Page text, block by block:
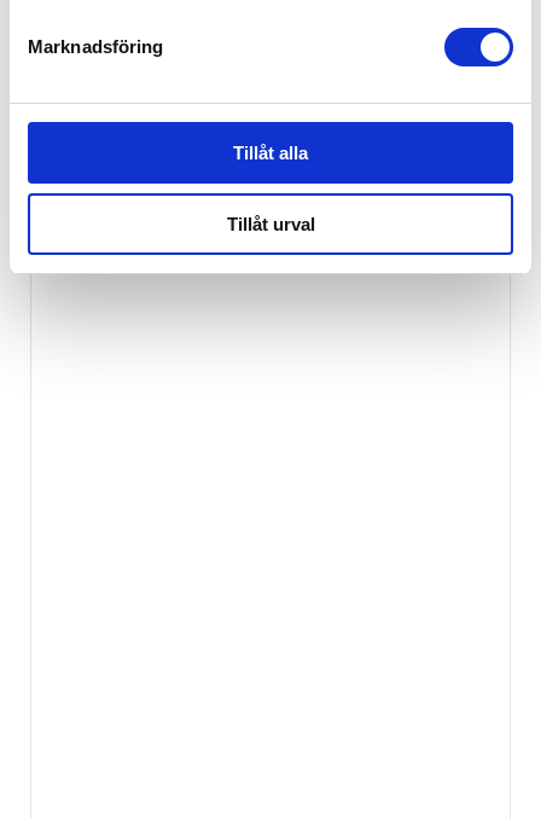
Marknadsföring
Tillåt alla
Tillåt urval
Mini Dreams Fleece Vantar Off-White